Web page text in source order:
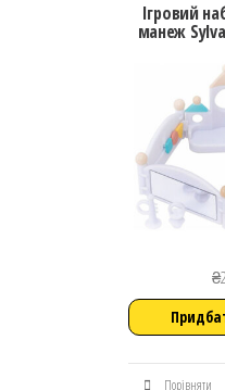
Ігровий
манеж
₴
Порівняти